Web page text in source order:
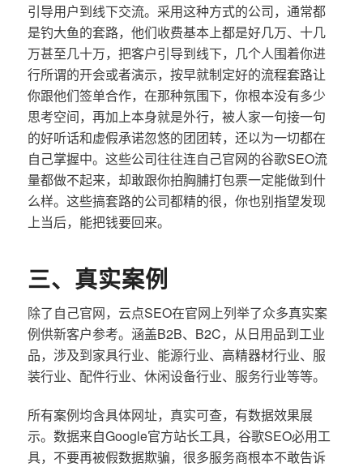
引导用户到线下交流。采用这种方式的公司，通常都
是钓大鱼的套路，他们收费基本上都是好几万、十几
万甚至几十万，把客户引导到线下，几个人围着你进
行所谓的开会或者演示，按早就制定好的流程套路让
你跟他们签单合作，在那种氛围下，你根本没有多少
思考空间，再加上本身就是外行，被人家一句接一句
的好听话和虚假承诺忽悠的团团转，还以为一切都在
自己掌握中。这些公司往往连自己官网的谷歌SEO流
量都做不起来，却敢跟你拍胸脯打包票一定能做到什
么样。这些搞套路的公司都精的很，你也别指望发现
上当后，能把钱要回来。
三、真实案例
除了自己官网，云点SEO在官网上列举了众多真实案
例供新客户参考。涵盖B2B、B2C，从日用品到工业
品，涉及到家具行业、能源行业、高精器材行业、服
装行业、配件行业、休闲设备行业、服务行业等等。
所有案例均含具体网址，真实可查，有数据效果展
示。数据来自Google官方站长工具，谷歌SEO必用工
具，不要再被假数据欺骗，很多服务商根本不敢告诉